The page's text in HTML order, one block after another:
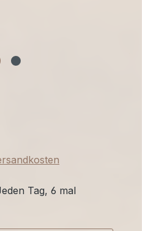
Tag, 6 mal